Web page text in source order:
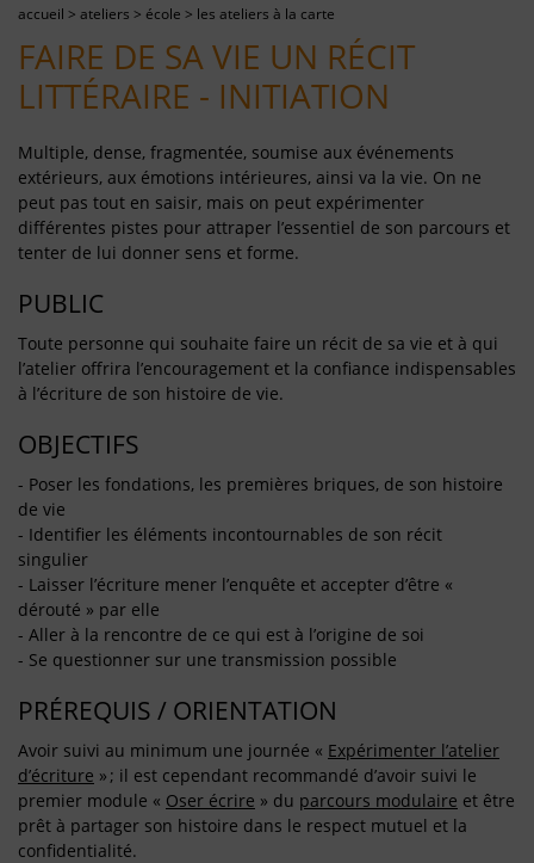
accueil > ateliers > école > les ateliers à la carte
FAIRE DE SA VIE UN RÉCIT
LITTÉRAIRE - INITIATION
Multiple, dense, fragmentée, soumise aux événements
extérieurs, aux émotions intérieures, ainsi va la vie. On ne
peut pas tout en saisir, mais on peut expérimenter
différentes pistes pour attraper l’essentiel de son parcours et
tenter de lui donner sens et forme.
PUBLIC
Toute personne qui souhaite faire un récit de sa vie et à qui
l’atelier offrira l’encouragement et la confiance indispensables
à l’écriture de son histoire de vie.
OBJECTIFS
- Poser les fondations, les premières briques, de son histoire
de vie
- Identifier les éléments incontournables de son récit
singulier
- Laisser l’écriture mener l’enquête et accepter d’être «
dérouté » par elle
- Aller à la rencontre de ce qui est à l’origine de soi
- Se questionner sur une transmission possible
PRÉREQUIS / ORIENTATION
Avoir suivi au minimum une journée « Expérimenter l’atelier
d’écriture » ; il est cependant recommandé d’avoir suivi le
premier module « Oser écrire » du parcours modulaire et être
prêt à partager son histoire dans le respect mutuel et la
confidentialité.